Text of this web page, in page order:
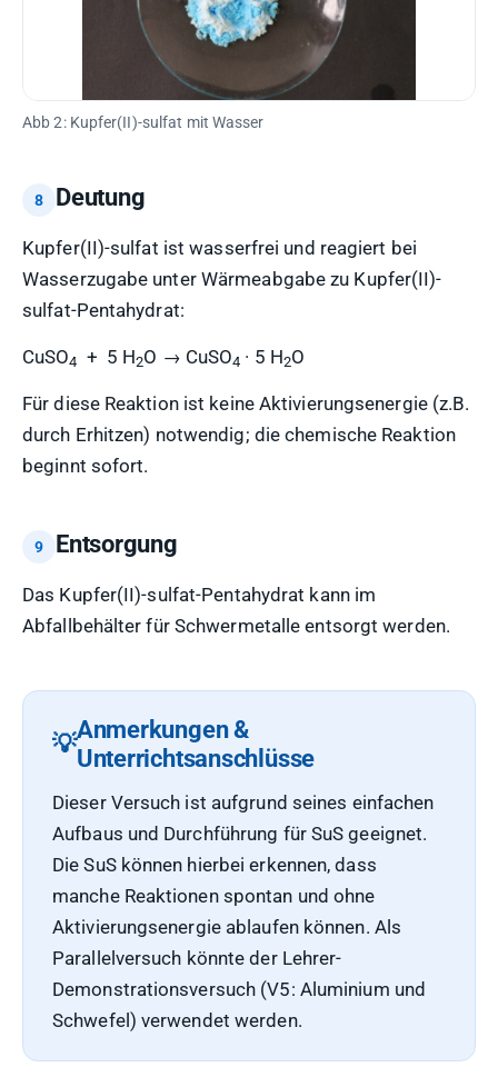
Abb 2: Kupfer(II)-sulfat mit Wasser
Deutung
Kupfer(II)-sulfat ist wasserfrei und reagiert bei
Wasserzugabe unter Wärmeabgabe zu Kupfer(II)-
sulfat-Pentahydrat:
CuSO4 + 5 H2O → CuSO4 · 5 H2O
Für diese Reaktion ist keine Aktivierungsenergie (z.B.
durch Erhitzen) notwendig; die chemische Reaktion
beginnt sofort.
Entsorgung
Das Kupfer(II)-sulfat-Pentahydrat kann im
Abfallbehälter für Schwermetalle entsorgt werden.
Anmerkungen &
Unterrichtsanschlüsse
Dieser Versuch ist aufgrund seines einfachen
Aufbaus und Durchführung für SuS geeignet.
Die SuS können hierbei erkennen, dass
manche Reaktionen spontan und ohne
Aktivierungsenergie ablaufen können. Als
Parallelversuch könnte der Lehrer-
Demonstrationsversuch (V5: Aluminium und
Schwefel) verwendet werden.